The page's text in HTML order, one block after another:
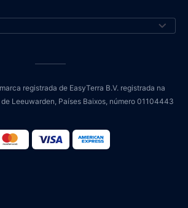
registrada de EasyTerra B.V. registrada na
Leeuwarden, Países Baixos, número 01104443